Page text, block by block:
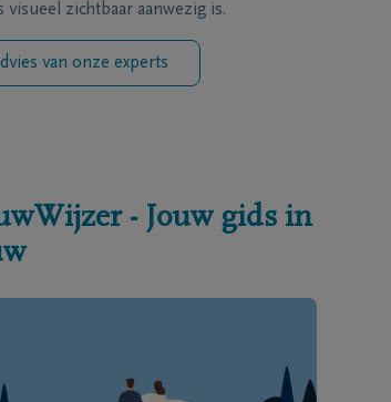
visueel zichtbaar aanwezig is.
van onze experts
- Jouw gids in